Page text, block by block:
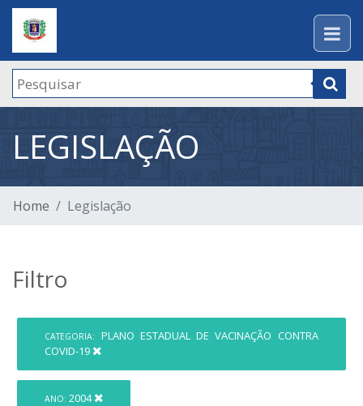
LEGISLAÇÃO
Home Legislação
Filtro
CATEGORIA:
PLANO ESTADUAL DE VACINAÇÃO CONTRA
COVID-19
ANO: 2004